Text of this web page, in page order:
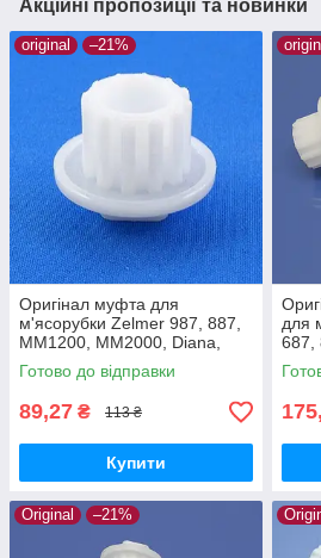
Акційні пропозиції та новинки
original –21%
Оригінал муфта для
м'ясорубки Zelmer 987, 887,
MM1200, MM2000, Diana,
Expressive, ZMM5548W,
ZMM1589, ZMM2088
Готово до відправки
89,27 ₴ 113 ₴
Купити
для
687,
Original –21%